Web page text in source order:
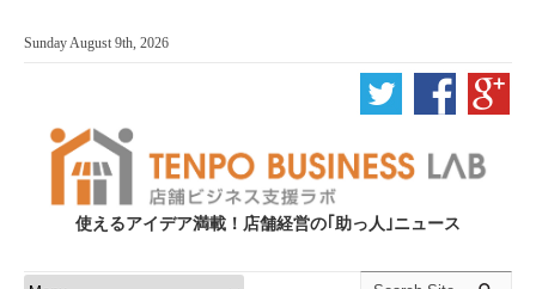
Sunday August 9th, 2026
使えるアイデア満載！店舗経営の｢助っ人｣ニュース